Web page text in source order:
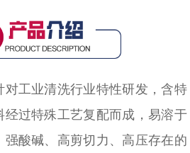
对工业清洗行业特性研发，含特
过特殊工艺复配而成，易溶于
酸碱、高剪切力、高压存在的